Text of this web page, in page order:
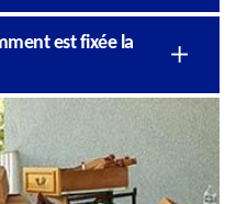
est fixée la